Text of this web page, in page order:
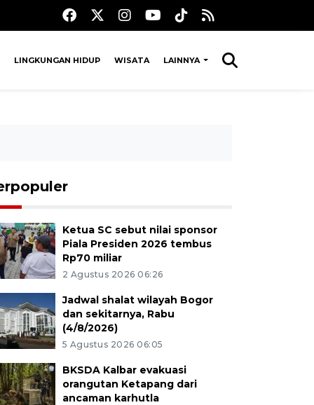
LINGKUNGAN HIDUP WISATA LAINNYA
Ketua SC sebut nilai sponsor
Piala Presiden 2026 tembus
Rp70 miliar
2 Agustus 2026 06:26
Jadwal shalat wilayah Bogor
dan sekitarnya, Rabu
(4/8/2026)
5 Agustus 2026 06:05
BKSDA Kalbar evakuasi
orangutan Ketapang dari
ancaman karhutla